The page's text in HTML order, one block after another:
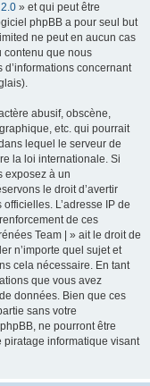
» et qui peut être
phpBB a pour seul but
ne peut en aucun cas
contenu que nous
d’informations concernant
abusif, obscène,
etc. qui pourrait
lequel le serveur de
la loi internationale. Si
exposez à un
le droit d’avertir
L’adresse IP de
de ces
Team | » ait le droit de
n’importe quel sujet et
cela nécessaire. En tant
que vous avez
données. Bien que ces
sans votre
ne pourront être
piratage informatique visant